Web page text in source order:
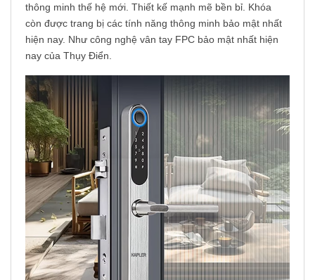
thông minh thế hệ mới. Thiết kế mạnh mẽ bền bỉ. Khóa
còn được trang bị các tính năng thông minh bảo mật nhất
hiện nay. Như công nghệ vân tay FPC bảo mật nhất hiện
nay của Thụy Điển.